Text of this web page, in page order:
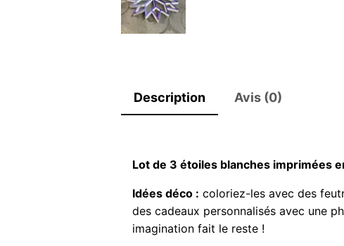
Description Avis (0)
Lot de 3 étoiles blanches imprimées
Idées déco : coloriez-les avec des
des cadeaux personnalisés avec une
imagination fait le reste !